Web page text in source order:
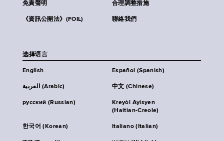
免責聲明 合理調整措施
《資訊公開法》(FOIL) 聯絡我們
选择语言
English Español (Spanish)
العربية (Arabic) 中文 (Chinese)
русский (Russian)
Kreyòl Ayisyen
(Haitian-Creole)
한국어 (Korean) Italiano (Italian)